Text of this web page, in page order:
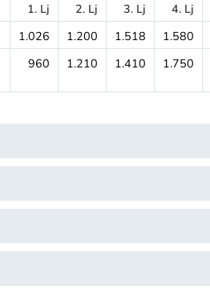
1. Lj 2. Lj 3. Lj 4. Lj
1.026 1.200 1.518 1.580
960 1.210 1.410 1.750